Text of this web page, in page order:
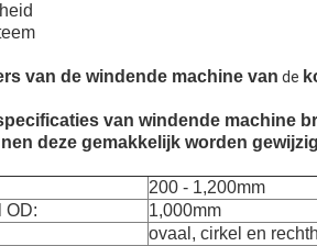
van de windende machine van de
van windende machine
deze gemakkelijk worden
200 - 1,200mm
OD:
1,000mm
ovaal, cirkel en